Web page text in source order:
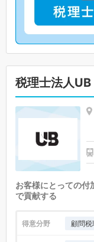
税理士法人UB
お客様にとっての付
で貢献する
得意分野 顧問税